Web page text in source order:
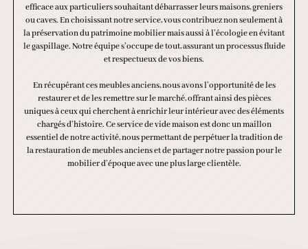
efficace aux particuliers souhaitant débarrasser leurs maisons, greniers
ou caves. En choisissant notre service, vous contribuez non seulement à
la préservation du patrimoine mobilier mais aussi à l’écologie en évitant
le gaspillage. Notre équipe s’occupe de tout, assurant un processus fluide
et respectueux de vos biens.
En récupérant ces meubles anciens, nous avons l’opportunité de les
restaurer et de les remettre sur le marché, offrant ainsi des pièces
uniques à ceux qui cherchent à enrichir leur intérieur avec des éléments
chargés d’histoire. Ce service de vide maison est donc un maillon
essentiel de notre activité, nous permettant de perpétuer la tradition de
la restauration de meubles anciens et de partager notre passion pour le
mobilier d’époque avec une plus large clientèle.